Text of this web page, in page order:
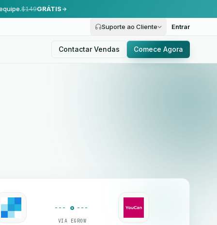
$149GRÁTIS
Suporte ao Cliente Entrar
Contactar Vendas Comece Agora
VIA EGROW